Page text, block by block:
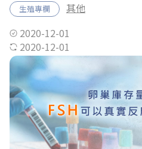
生殖專欄 其他
2020-12-01
2020-12-01